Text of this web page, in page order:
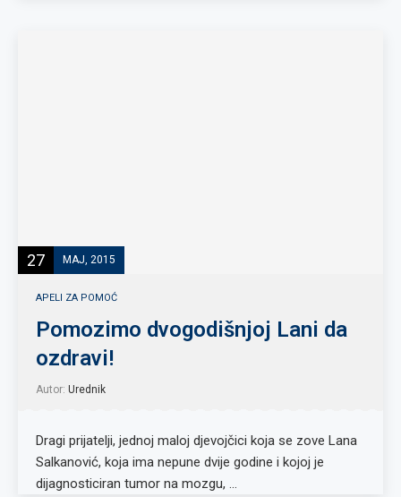
27 MAJ, 2015
APELI ZA POMOĆ
Pomozimo dvogodišnjoj Lani da
ozdravi!
Autor: Urednik
Dragi prijatelji, jednoj maloj djevojčici koja se zove Lana
Salkanović, koja ima nepune dvije godine i kojoj je
dijagnosticiran tumor na mozgu, …